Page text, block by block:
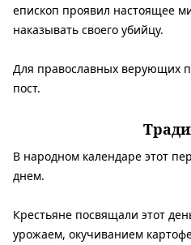
епископ проявил настоящее
наказывать своего убийцу.
Для православных верующих
пост.
В народном календаре этот
днем.
Крестьяне посвящали этот
урожаем, окучиванием